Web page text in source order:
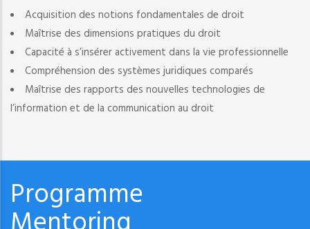
Acquisition des notions fondamentales de droit
Maîtrise des dimensions pratiques du droit
Capacité à s’insérer activement dans la vie professionnelle
Compréhension des systèmes juridiques comparés
Maîtrise des rapports des nouvelles technologies de
l’information et de la communication au droit
Programme